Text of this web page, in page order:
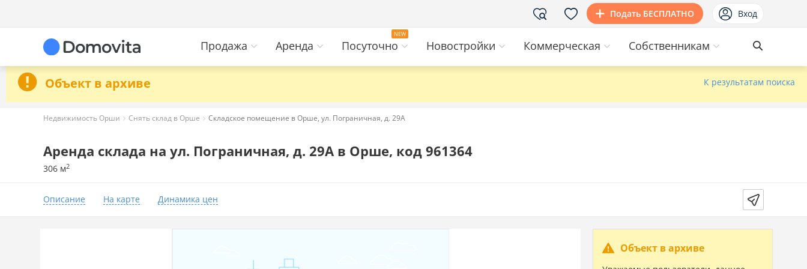
Подать БЕСПЛАТНО Вход
Продажа Аренда Посуточно Новостройки Коммерческая Собственникам
Объект в архиве К результатам поиска
Недвижимость Орши Снять склад в Орше Складское помещение в Орше, ул. Пограничная, д. 29А
Аренда склада на ул. Пограничная, д. 29А в Орше, код 961364
306 м2
Описание На карте Динамика цен
Объект в архиве